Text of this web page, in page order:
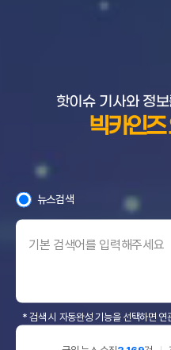
뉴스검색
핫이슈 기사와 정
빅카인즈
입력
* 검색 시 자동완성 기능을 선택하면 연